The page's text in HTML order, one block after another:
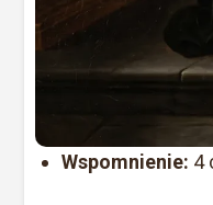
Wspomnienie: 4